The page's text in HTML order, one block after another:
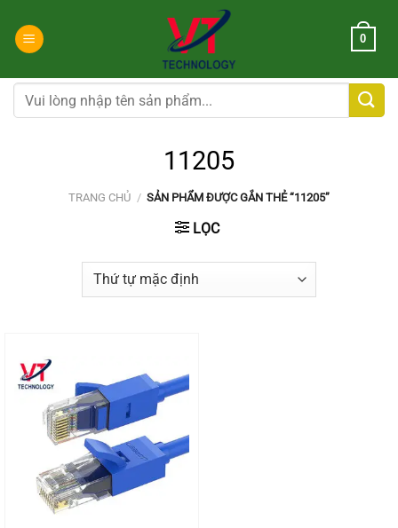
đến
dung
0
Tìm
kiếm:
11205
TRANG CHỦ / SẢN PHẨM ĐƯỢC GẮN THẺ “11205”
LỌC